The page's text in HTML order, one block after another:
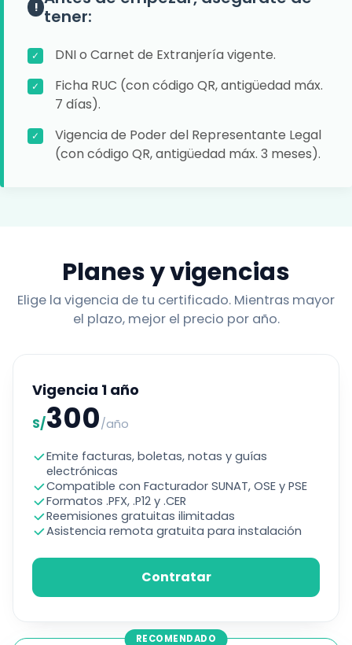
tener:
✓ DNI o Carnet de Extranjería vigente.
✓
Ficha RUC (con código QR, antigüedad máx.
7 días).
✓
Vigencia de Poder del Representante Legal
(con código QR, antigüedad máx. 3 meses).
Planes y vigencias
Elige la vigencia de tu certificado. Mientras mayor
el plazo, mejor el precio por año.
Vigencia 1 año
S/300/año
Emite facturas, boletas, notas y guías
electrónicas
Compatible con Facturador SUNAT, OSE y PSE
Formatos .PFX, .P12 y .CER
Reemisiones gratuitas ilimitadas
Asistencia remota gratuita para instalación
Contratar
RECOMENDADO